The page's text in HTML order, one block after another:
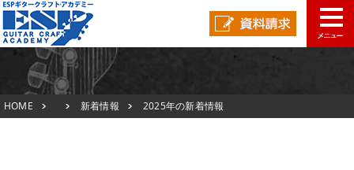
TOP
新着情報
HOME 新着情報 2025年の新着情報